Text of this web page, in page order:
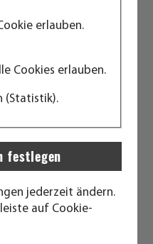
erlauben.
Cookies erlauben.
(Statistik).
jederzeit ändern.
auf Cookie-
CLIMB
2.000 mm
3 mm vertikal
42 mm vertikal
rundherum